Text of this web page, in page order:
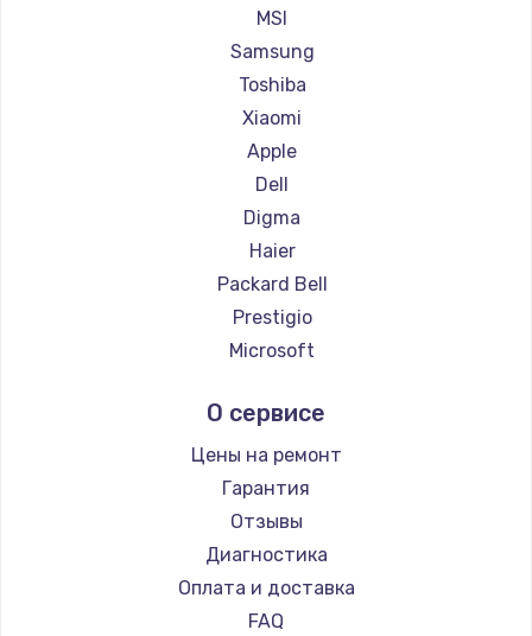
Ремонт ноутбуков Philips
Ремонт ноутбуков LG
Ремонт ноутбуков Panasonic
Ремонт ноутбуков Irbis
Ремонт ноутбуков Thunderobot
Ремонт ноутбуков Hasee
Ремонт ноутбуков ZTE
Ремонт ноутбуков Hiper
Ремонт ноутбуков Evga
Ремонт ноутбуков Google
Ремонт ноутбуков Echips
Ремонт ноутбуков Predator
Ремонт ноутбуков iru
Ремонт ноутбуков Machenike
Ремонт ноутбуков DEXP
Ремонт ноутбуков Teclast
Ремонт ноутбуков CHUWI
Ремонт ноутбуков Colorful
MSI
Samsung
Toshiba
Xiaomi
Apple
Dell
Digma
Haier
Packard Bell
Prestigio
Microsoft
Aquarius
Gigabyte
Aorus
Maibenben
Getac
Epson
Philips
О сервисе
Цены на ремонт
Гарантия
Отзывы
Диагностика
Оплата и доставка
FAQ